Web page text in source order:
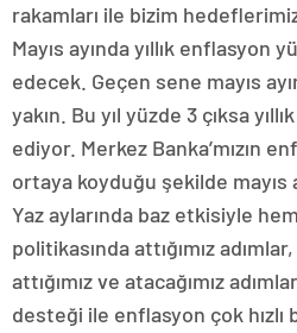
rakamları ile bizim
Mayıs ayında yıllık enflasyon
edecek. Geçen sene mayıs
yakın. Bu yıl yüzde 3 çıksa
ediyor. Merkez Banka’mızın
ortaya koyduğu şekilde mayıs
Yaz aylarında baz etkisiyle
politikasında attığımız
attığımız ve atacağımız
desteği ile enflasyon çok hızlı